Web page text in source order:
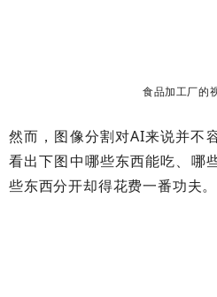
食品加工厂的
然而，图像分割对AI来说并不
看出下图中哪些东西能吃、哪
些东西分开却得花费一番功夫。